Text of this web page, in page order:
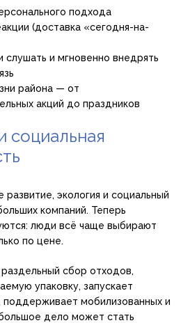
подхода
(доставка «сегодня-на-
слушать и мгновенно внедрять
района — от
акций до праздников
социальная
экология и социальный
компаний. Теперь
люди всё чаще выбирают
по цене.
сбор отходов,
упаковку, запускает
поддерживает мобилизованных и
дело может стать